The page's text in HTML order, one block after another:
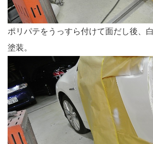
ポリパテをうっすら付けて面だし後、
塗装。